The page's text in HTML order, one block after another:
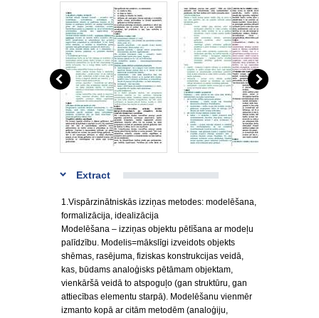
Extract
1.Vispārzinātniskās izziņas metodes: modelēšana,
formalizācija, idealizācija
Modelēšana – izziņas objektu pētīšana ar modeļu
palīdzību. Modelis=mākslīgi izveidots objekts
shēmas, rasējuma, fiziskas konstrukcijas veidā,
kas, būdams analoģisks pētāmam objektam,
vienkāršā veidā to atspoguļo (gan struktūru, gan
attiecības elementu starpā). Modelēšanu vienmēr
izmanto kopā ar citām metodēm (analoģiju,